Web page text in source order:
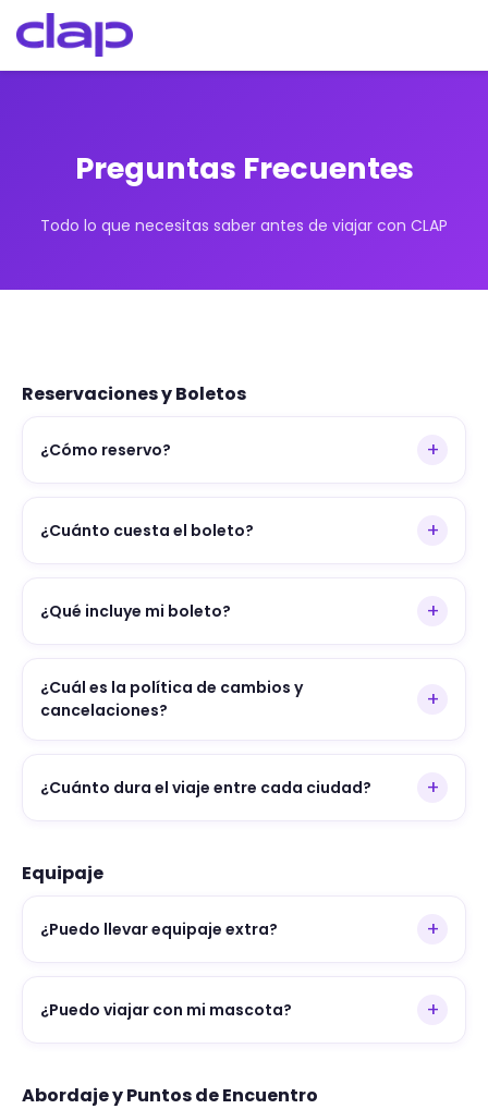
Preguntas Frecuentes
Todo lo que necesitas saber antes de viajar con CLAP
Reservaciones y Boletos
¿Cómo reservo? +
¿Cuánto cuesta el boleto? +
¿Qué incluye mi boleto? +
¿Cuál es la política de cambios y
cancelaciones?
+
¿Cuánto dura el viaje entre cada ciudad? +
Equipaje
¿Puedo llevar equipaje extra? +
¿Puedo viajar con mi mascota? +
Abordaje y Puntos de Encuentro